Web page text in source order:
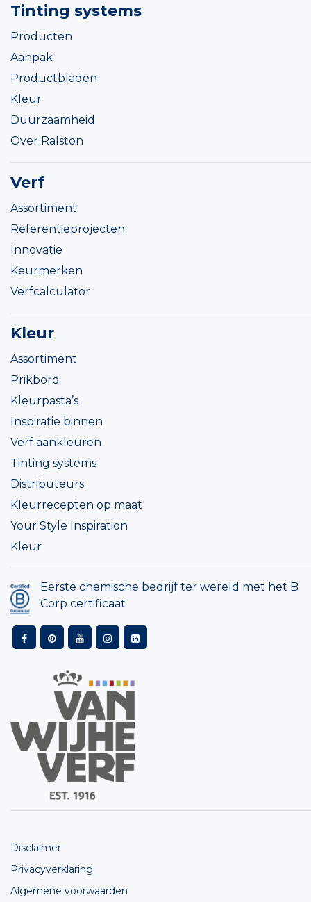
Tinting systems
Producten
Aanpak
Productbladen
Kleur
Duurzaamheid
Over Ralston
Verf
Assortiment
Referentieprojecten
Innovatie
Keurmerken
Verfcalculator
Kleur
Assortiment
Prikbord
Kleurpasta’s
Inspiratie binnen
Verf aankleuren
Tinting systems
Distributeurs
Kleurrecepten op maat
Your Style Inspiration
Kleur
Eerste chemische bedrijf ter wereld met het B
Corp certificaat
Disclaimer
Privacyverklaring
Algemene voorwaarden